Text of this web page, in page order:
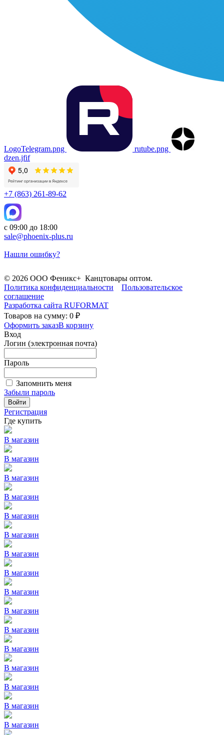
LogoTelegram.png
rutube.png
dzen.jfif
+7 (863) 261-89-62
с 09:00 до 18:00
sale@phoenix-plus.ru
Нашли ошибку?
© 2026 ООО Феникс+ Канцтовары оптом.
Политика конфиденциальности
Пользовательское
соглашение
Разработка сайта RUFORMAT
Товаров на сумму: 0 ₽
Оформить заказВ корзину
Вход
Логин (электронная почта)
Пароль
Запомнить меня
Забыли пароль
Войти
Регистрация
Где купить
В магазин
В магазин
В магазин
В магазин
В магазин
В магазин
В магазин
В магазин
В магазин
В магазин
В магазин
В магазин
В магазин
В магазин
В магазин
В магазин